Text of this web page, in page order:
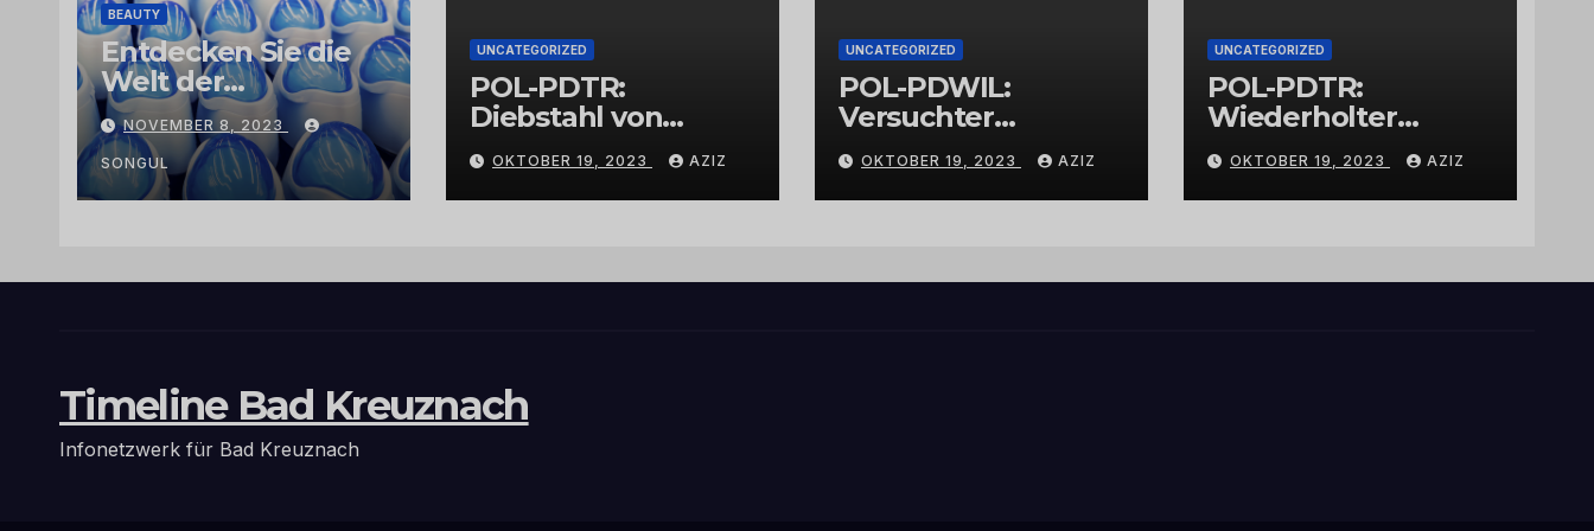
BEAUTY
Entdecken Sie die
Welt der
Exklusivität:
Arganöl,
Kaktusfeigenkernöl
und
vertrauenswürdige
NOVEMBER 8, 2023
SONGUL
UNCATEGORIZED
POL-PDTR:
Diebstahl von
Grabschmuck
OKTOBER 19, 2023 AZIZ
UNCATEGORIZED
POL-PDWIL:
Versuchter
Einbruch im
Gewerbegebiet
Wittlich
OKTOBER 19, 2023 AZIZ
UNCATEGORIZED
POL-PDTR:
Wiederholter
Aufbruch des
Automaten am
Wohnmobilstellplat
OKTOBER 19, 2023 AZIZ
Timeline Bad Kreuznach
Infonetzwerk für Bad Kreuznach